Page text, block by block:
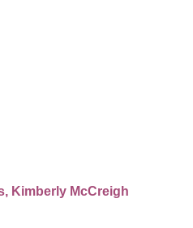
Kimberly McCreigh